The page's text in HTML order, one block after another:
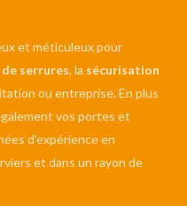
et méticuleux pour
serrures, la sécurisation
ou entreprise. En plus
vos portes et
d’expérience en
et dans un rayon de